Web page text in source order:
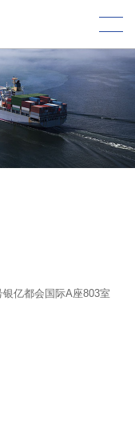
亿都会国际A座803室